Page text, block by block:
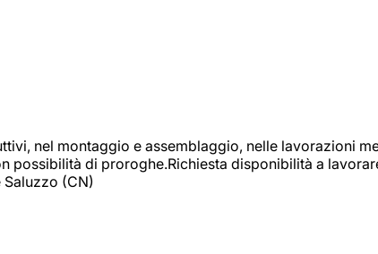
nel montaggio e assemblaggio, nelle lavorazioni
di proroghe.Richiesta disponibilità a
(CN)